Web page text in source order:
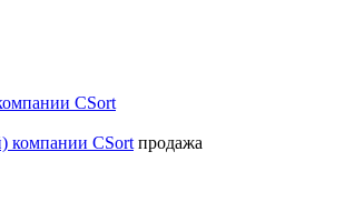
CSort
продажа